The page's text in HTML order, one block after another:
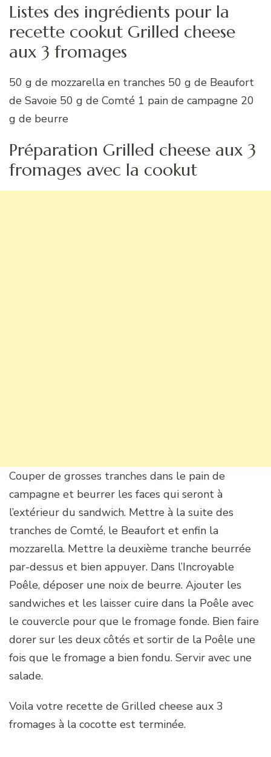
Listes des ingrédients pour la
recette cookut Grilled cheese
aux 3 fromages
50 g de mozzarella en tranches 50 g de Beaufort
de Savoie 50 g de Comté 1 pain de campagne 20
g de beurre
Préparation Grilled cheese aux 3
fromages avec la cookut
Couper de grosses tranches dans le pain de
campagne et beurrer les faces qui seront à
l’extérieur du sandwich. Mettre à la suite des
tranches de Comté, le Beaufort et enfin la
mozzarella. Mettre la deuxième tranche beurrée
par-dessus et bien appuyer. Dans l’Incroyable
Poêle, déposer une noix de beurre. Ajouter les
sandwiches et les laisser cuire dans la Poêle avec
le couvercle pour que le fromage fonde. Bien faire
dorer sur les deux côtés et sortir de la Poêle une
fois que le fromage a bien fondu. Servir avec une
salade.
Voila votre recette de Grilled cheese aux 3
fromages à la cocotte est terminée.